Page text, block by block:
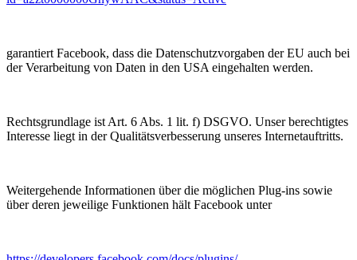
garantiert Facebook, dass die Datenschutzvorgaben der EU auch bei
der Verarbeitung von Daten in den USA eingehalten werden.
Rechtsgrundlage ist Art. 6 Abs. 1 lit. f) DSGVO. Unser berechtigtes
Interesse liegt in der Qualitätsverbesserung unseres Internetauftritts.
Weitergehende Informationen über die möglichen Plug-ins sowie
über deren jeweilige Funktionen hält Facebook unter